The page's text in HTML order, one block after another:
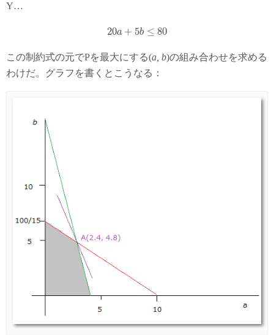
Y…
20a + 5b ≤ 80
この制約式の元でPを最大にする(a, b)の組み合わせを求める
わけだ。グラフを書くとこうなる：